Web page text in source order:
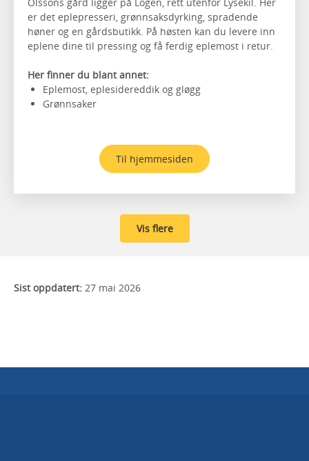
er det eplepresseri, grønnsaksdyrking, spradende
høner og en gårdsbutikk. På høsten kan du levere inn
eplene dine til pressing og få ferdig eplemost i retur.
Her finner du blant annet:
Eplemost, eplesidereddik og gløgg
Grønnsaker
Til hjemmesiden
Vis flere
Sist oppdatert: 27 mai 2026